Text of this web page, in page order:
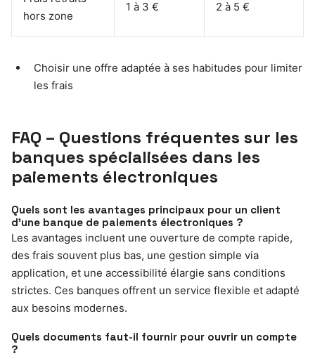
hors zone
1 à 3 € 2 à 5 €
Choisir une offre adaptée à ses habitudes pour limiter
les frais
FAQ – Questions fréquentes sur les
banques spécialisées dans les
paiements électroniques
Quels sont les avantages principaux pour un client
d’une banque de paiements électroniques ?
Les avantages incluent une ouverture de compte rapide,
des frais souvent plus bas, une gestion simple via
application, et une accessibilité élargie sans conditions
strictes. Ces banques offrent un service flexible et adapté
aux besoins modernes.
Quels documents faut-il fournir pour ouvrir un compte
?